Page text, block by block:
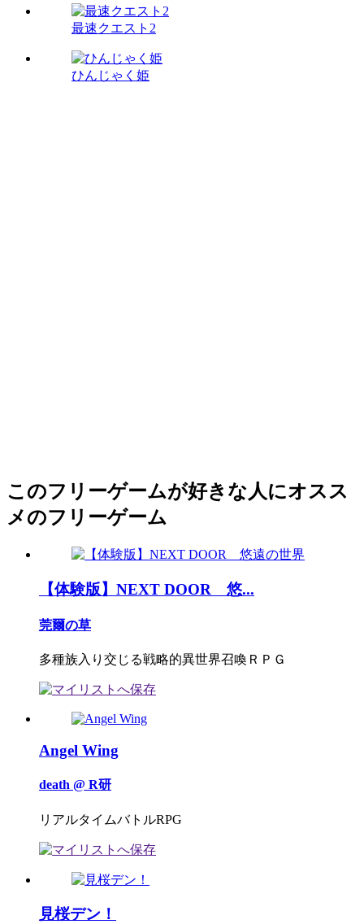
最速クエスト2
ひんじゃく姫
このフリーゲームが好きな人にオスス
メのフリーゲーム
【体験版】NEXT DOOR 悠...
莞爾の草
多種族入り交じる戦略的異世界召喚ＲＰＧ
Angel Wing
death @ R研
リアルタイムバトルRPG
見桜デン！